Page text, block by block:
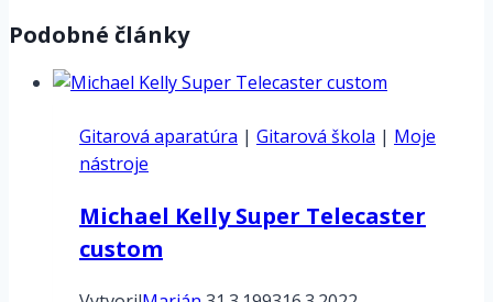
Podobné články
Gitarová aparatúra | Gitarová škola | Moje
nástroje
Michael Kelly Super Telecaster
custom